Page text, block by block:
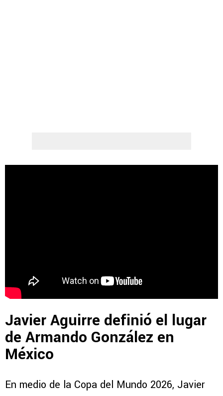
Javier Aguirre definió el lugar
de Armando González en
México
En medio de la Copa del Mundo 2026, Javier